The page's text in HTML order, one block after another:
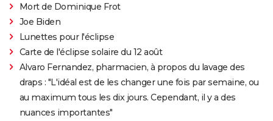
Mort de Dominique Frot
Joe Biden
Lunettes pour l'éclipse
Carte de l'éclipse solaire du 12 août
Alvaro Fernandez, pharmacien, à propos du lavage des
draps : "L'idéal est de les changer une fois par semaine, ou
au maximum tous les dix jours. Cependant, il y a des
nuances importantes"